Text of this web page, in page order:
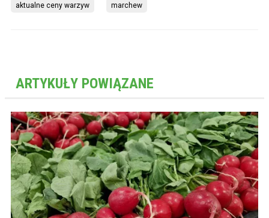
aktualne ceny warzyw marchew
ARTYKUŁY POWIĄZANE